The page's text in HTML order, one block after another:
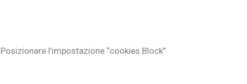
l’impostazione “cookies Block”